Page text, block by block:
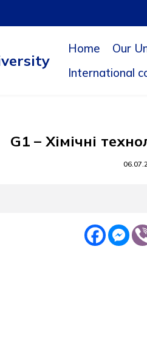
Home Our
International
G1 – Хімічні